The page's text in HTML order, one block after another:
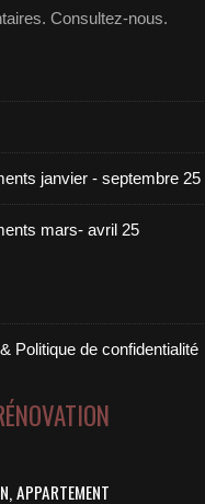
Consultez-nous.
janvier - septembre 25
mars- avril 25
Politique de confidentialité
APPARTEMENT